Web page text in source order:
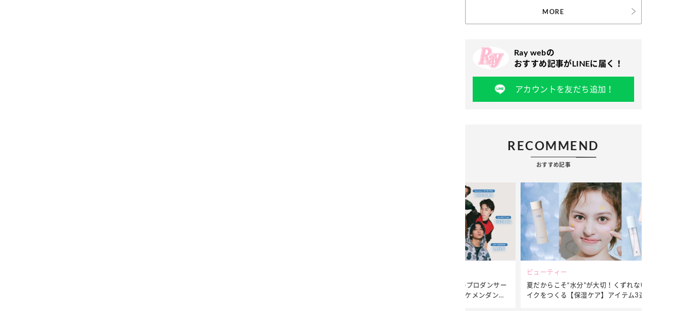
MORE
Ray webの
おすすめ記事がLINEに届く！
アカウントを友だち追加！
RECOMMEND
おすすめ記事
【Dリーグ】Ray世代注目のプロダンサー
集団♡ 各チームを彩る「イケメンダンサ
ビューティー
夏だからこそ“水分”が大切！くずれないメ
イクをつくる【保湿ケア】アイテム3選
簡単アレン
ぷりの【そ